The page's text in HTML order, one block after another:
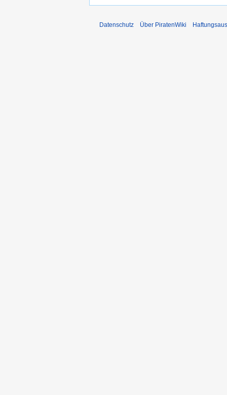
Datenschutz Über PiratenWiki